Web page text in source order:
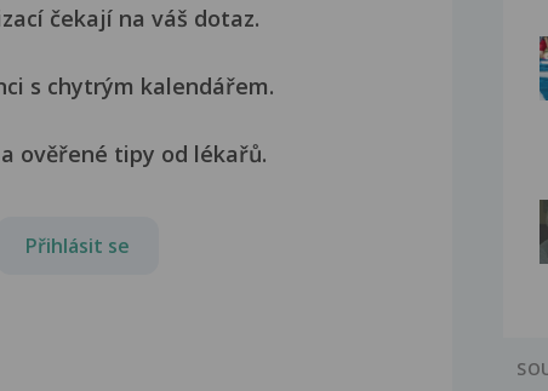
čekají na váš dotaz.
s chytrým kalendářem.
ověřené tipy od lékařů.
Přihlásit se